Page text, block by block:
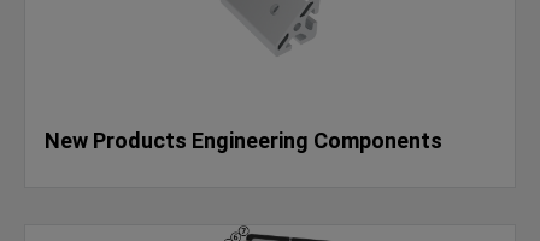
New Products Engineering Components